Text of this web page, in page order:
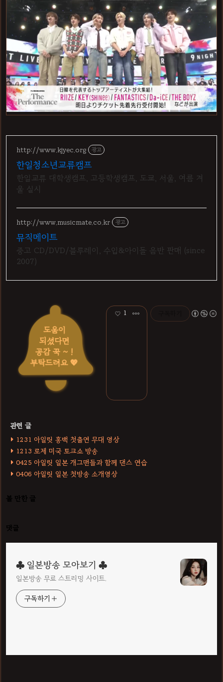
http://www.kjyec.org 광고
한일청소년교류캠프
한일교류 대학생캠프, 고등학생캠프, 도쿄, 서울, 여름 겨
울 실시
http://www.musicmate.co.kr 광고
뮤직메이트
중고 CD/DVD/블루레이, 수입&아이돌 음반 판매 (since
2007)
도움이
되셨다면
공감 꾹 ~ !
부탁드려요 💖
1
1231 아일릿 홍백 첫출연 무대 영상
1213 로제 미국 토크쇼 방송
0425 아일릿 일본 개그맨들과 함께 댄스 연습
0406 아일릿 일본 첫방송 소개영상
볼 만한 글
댓글
♣ 일본방송 모아보기 ♣
일본방송 무료 스트리밍 사이트.
구독하기